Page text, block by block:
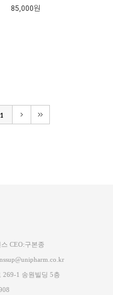
85,000원
1
CEO:구본종
269-1 송원빌딩 5층